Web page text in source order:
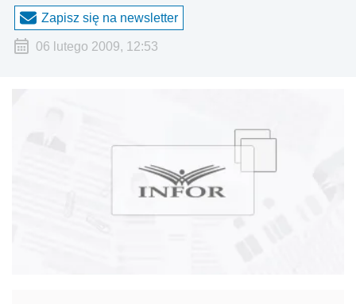
Zapisz się na newsletter
06 lutego 2009, 12:53